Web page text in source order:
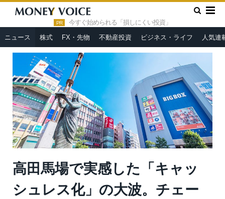
PR 今すぐ始められる「損しにくい投資」
ニュース 株式 FX・先物 不動産投資 ビジネス・ライフ 人気連
HOME » ニュース »
高田馬場で実感した「キャッシュレス化」
の大波。チェーン店は脱・現金払いに本気だ＝岩田昭男
高田馬場で実感した「キャッ
シュレス化」の大波。チェー